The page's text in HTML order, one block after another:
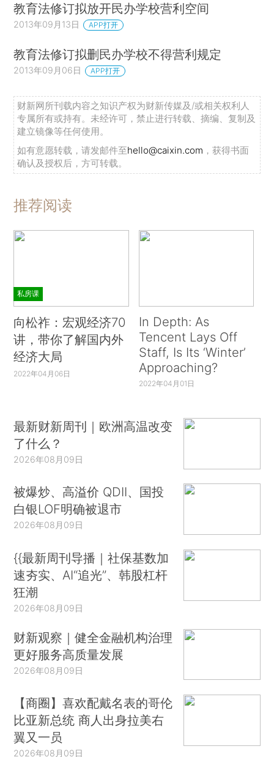
教育法修订拟放开民办学校营利空间
2013年09月13日 APP打开
教育法修订拟删民办学校不得营利规定
2013年09月06日 APP打开
财新网所刊载内容之知识产权为财新传媒及/或相关权利人
专属所有或持有。未经许可，禁止进行转载、摘编、复制及
建立镜像等任何使用。
如有意愿转载，请发邮件至hello@caixin.com ，获得书面
确认及授权后，方可转载。
推荐阅读
私房课
向松祚：宏观经济70
讲，带你了解国内外
经济大局
2022年04月06日
In Depth: As
Tencent Lays Off
Staff, Is Its ‘Winter’
Approaching?
2022年04月01日
最新财新周刊｜欧洲高温改变
了什么？
2026年08月09日
被爆炒、高溢价 QDII、国投
白银LOF明确被退市
2026年08月09日
{{最新周刊导播｜社保基数加
速夯实、AI“追光”、韩股杠杆
狂潮
2026年08月09日
财新观察｜健全金融机构治理
更好服务高质量发展
2026年08月09日
【商圈】喜欢配戴名表的哥伦
比亚新总统 商人出身拉美右
翼又一员
2026年08月09日